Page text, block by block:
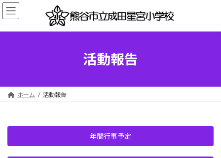
コ
ン
ン
ナ
ビ
ー
活動報告
ホーム 活動報告
年間行事予定